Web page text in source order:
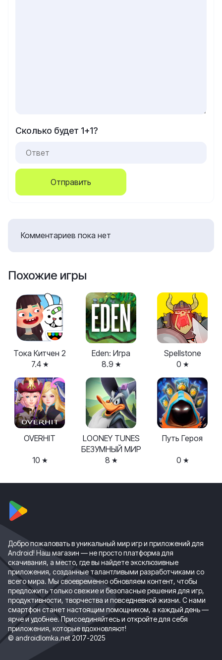
Сколько будет 1+1?
Отправить
Комментариев пока нет
Похожие игры
Тока Китчен 2
7.4
Eden: Игра
8.9
Spellstone
0
OVERHIT
10
LOONEY TUNES
БЕЗУМНЫЙ МИР
8
Путь Героя
0
Добро пожаловать в уникальный мир игр и приложений для
Android! Наш магазин — не просто платформа для
скачивания, а место, где вы найдете эксклюзивные
приложения, созданные талантливыми разработчиками со
всего мира. Мы своевременно обновляем контент, чтобы
предложить только свежие и безопасные решения для игр,
продуктивности, творчества и повседневной жизни. С нами
смартфон станет настоящим помощником, а каждый день —
ярче и удобнее. Присоединяйтесь и откройте для себя
приложения, которые вдохновляют!
© androidlomka.net 2017-2025